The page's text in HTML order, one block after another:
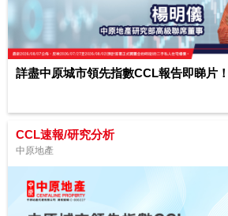
詳盡中原城市領先指數CCL報告即睇片！
CCL速報/研究分析
中原地產